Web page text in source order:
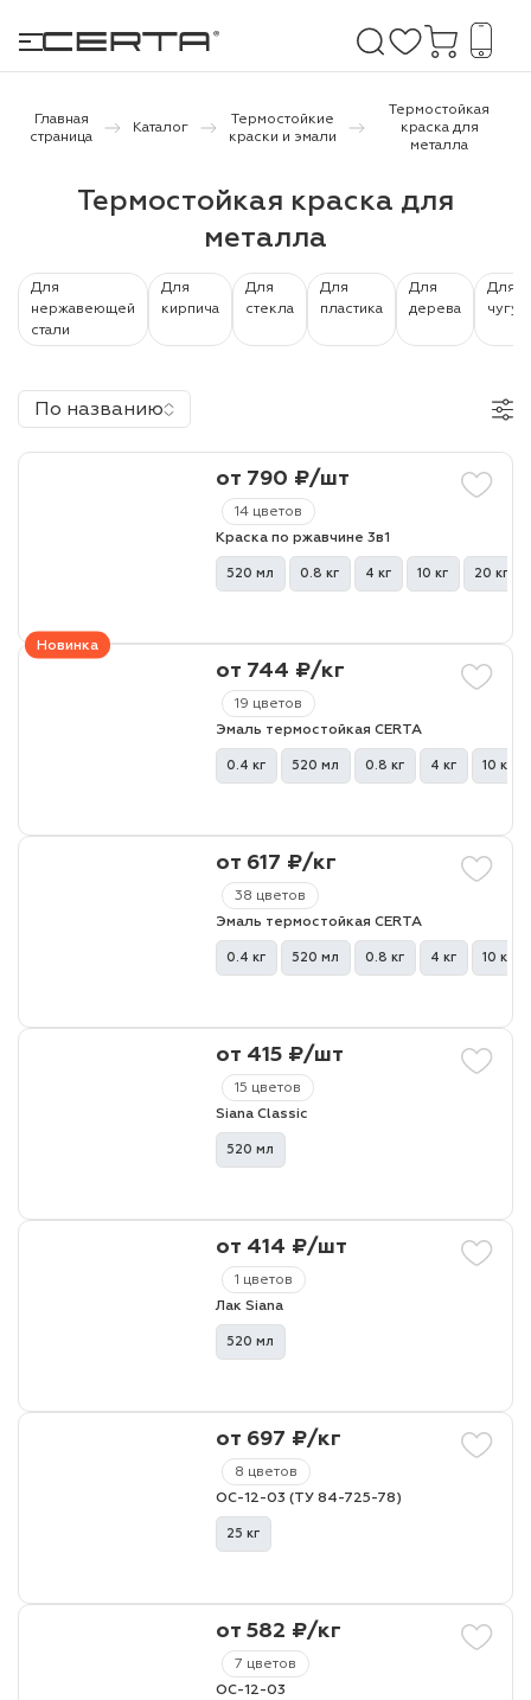
бетону,
металлу
по
Главная
страница
Каталог
Термостойкие
краски и эмали
Термостойкая
краска для
металла
Термостойкая краска для
металла
Для
нержавеющей
стали
Для
кирпича
Для
стекла
Для
пластика
Для
дерева
Для
По названию
14 цветов
от 790 ₽/шт
Краска по ржавчине 3в1
520 мл 0.8 кг 4 кг 10 кг 20 кг
Новинка
19 цветов
от 744 ₽/кг
Эмаль термостойкая CERTA
0.4 кг 520 мл 0.8 кг 4 кг 10 кг
38 цветов
от 617 ₽/кг
Эмаль термостойкая CERTA
0.4 кг 520 мл 0.8 кг 4 кг 10 кг
15 цветов
от 415 ₽/шт
Siana Classic
520 мл
1 цветов
от 414 ₽/шт
Лак Siana
520 мл
8 цветов
от 697 ₽/кг
ОС-12-03 (ТУ 84-725-78)
25 кг
7 цветов
от 582 ₽/кг
ОС-12-03